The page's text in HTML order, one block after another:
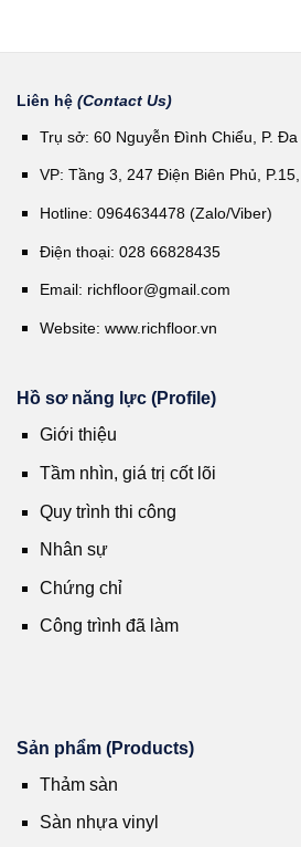
Liên hệ (Contact Us)
Trụ sở: 60 Nguyễn Đình Chiểu, P. Đa
VP: Tầng 3, 247 Điện Biên Phủ,
Hotline: 0964634478 (Zalo/Viber)
Điện thoại: 028 66828435
Email: richfloor@gmail.com
Website: www.richfloor.vn
Hồ sơ năng lực (Profile)
Giới thiệu
Tầm nhìn, giá trị cốt lõi
Quy trình thi công
Nhân sự
Chứng chỉ
Công trình đã làm
Sản phẩm (Products)
Thảm sàn
Sàn nhựa vinyl